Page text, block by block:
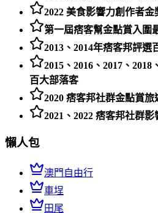
2022 美食影響力創作者金
第一屆痞客幫金點賞入圍
2013、2014年痞客邦評選
2015、2016、2017、
百大部落客
2020 痞客邦社群金點賞
2021、2022 痞客邦社群
懶人包
澳門自由行
車埕
田尾